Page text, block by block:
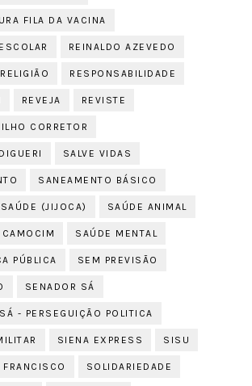
FILA DA VACINA
REINALDO AZEVEDO
RELIGIÃO RESPONSABILIDADE
REVEJA REVISTE
CORRETOR
SALVE VIDAS
SANEAMENTO BÁSICO
SAÚDE (JIJOCA) SAÚDE ANIMAL
SAÚDE MENTAL
PÚBLICA SEM PREVISÃO
SENADOR SÁ
- PERSEGUIÇÃO POLITICA
SIENA EXPRESS SISU
SOLIDARIEDADE